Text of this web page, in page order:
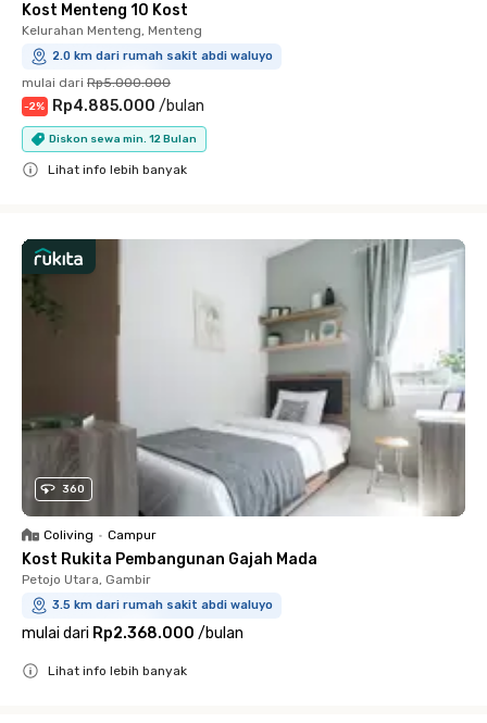
Kost Menteng 10 Kost
Kelurahan Menteng, Menteng
2.0 km dari rumah sakit abdi waluyo
mulai dari Rp5.000.000
-2% Rp4.885.000 /bulan
Diskon sewa min. 12 Bulan
Lihat info lebih banyak
360
Coliving • Campur
Kost Rukita Pembangunan Gajah Mada
Petojo Utara, Gambir
3.5 km dari rumah sakit abdi waluyo
mulai dari Rp2.368.000 /bulan
Lihat info lebih banyak